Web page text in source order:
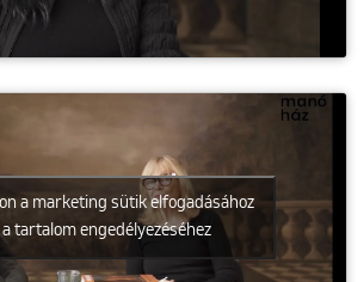
a marketing sütik elfogadásához
a tartalom engedélyezéséhez